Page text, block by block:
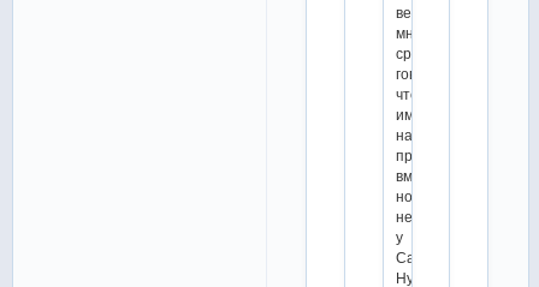
ведь
многие
сразу
говорили,
что
им
надо
продолжать
вместе,
но
не
у
Самохина.
Ну,